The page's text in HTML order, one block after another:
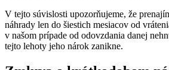
V tejto súvislosti upozorňujeme, že
náhrady len do šiestich mesiacov od
v našom prípade od odovzdania danej
tejto lehoty jeho nárok zanikne.